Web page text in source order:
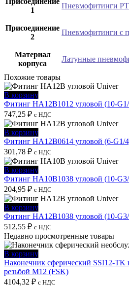
1
Пневмофитинги
Присоединение
2
Пневмофитинги с
Материал
корпуса
Латунные
Похожие товары
В корзину
Фитинг HA12B1012 угловой (10-
747,25 ₽ с НДС
В корзину
Фитинг HA12B0614 угловой (6-G1/
301,78 ₽ с НДС
В корзину
Фитинг HA10B1038 угловой (10-
204,95 ₽ с НДС
В корзину
Фитинг HA12B1038 угловой (10-
512,55 ₽ с НДС
Недавно просмотренные товары
В корзину
Наконечник сферический SSI12-TK
резьбой M12 (FSK)
4104,32 ₽ с НДС